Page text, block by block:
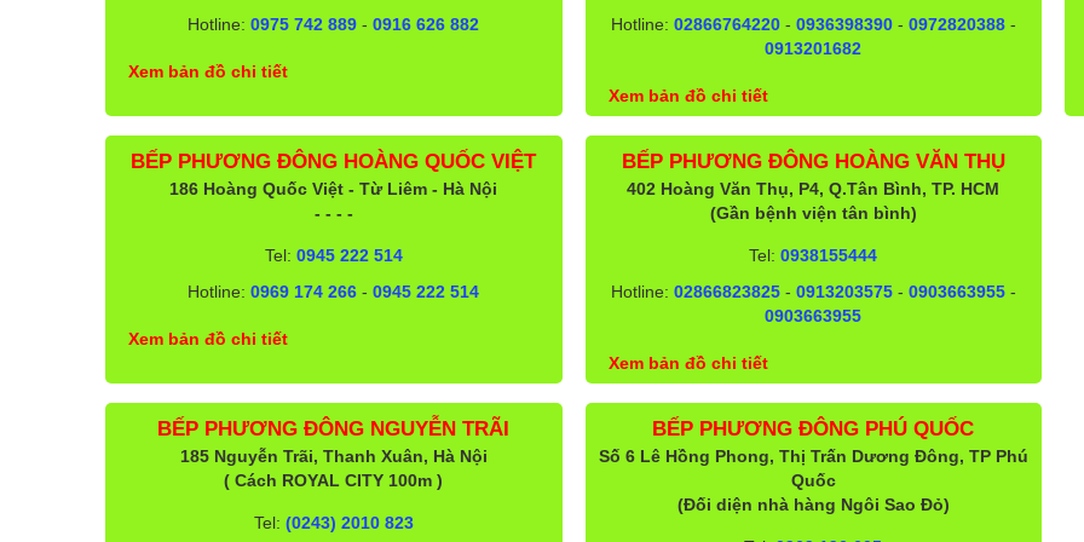
Hotline:0975 742 889 -0916 626 882
Xem bản đồ chi tiết
BẾP PHƯƠNG ĐÔNG HOÀNG QUỐC VIỆT
186 Hoàng Quốc Việt - Từ Liêm - Hà Nội
- - - -
Tel: 0945 222 514
Hotline:0969 174 266 -0945 222 514
Xem bản đồ chi tiết
BẾP PHƯƠNG ĐÔNG NGUYỄN TRÃI
185 Nguyễn Trãi, Thanh Xuân, Hà Nội
( Cách ROYAL CITY 100m )
Tel: (0243) 2010 823
Hotline: 02866764220- 0936398390- 0972820388-
0913201682
Xem bản đồ chi tiết
BẾP PHƯƠNG ĐÔNG HOÀNG VĂN THỤ
402 Hoàng Văn Thụ, P4, Q.Tân Bình, TP. HCM
(Gần bệnh viện tân bình)
Tel:0938155444
Hotline: 02866823825- 0913203575- 0903663955-
0903663955
Xem bản đồ chi tiết
BẾP PHƯƠNG ĐÔNG PHÚ QUỐC
Số 6 Lê Hồng Phong, Thị Trấn Dương Đông, TP Phú
Quốc
(Đối diện nhà hàng Ngôi Sao Đỏ)